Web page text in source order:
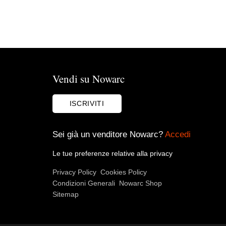
Vendi su Nowarc
ISCRIVITI
Sei già un venditore Nowarc? Accedi
Le tue preferenze relative alla privacy
Privacy Policy Cookies Policy
Condizioni Generali Nowarc Shop
Sitemap